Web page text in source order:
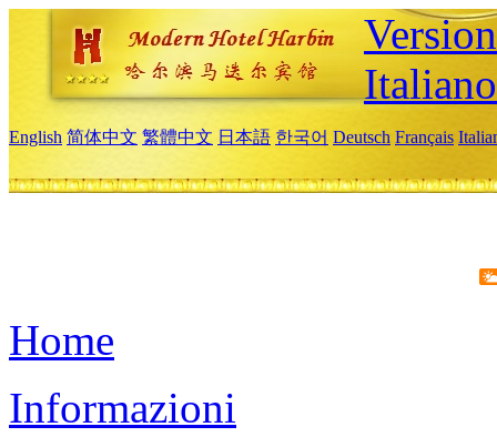
Italiano
English 简体中文 繁體中文 日本語 한국어 Deutsch Français
Home
Informazioni